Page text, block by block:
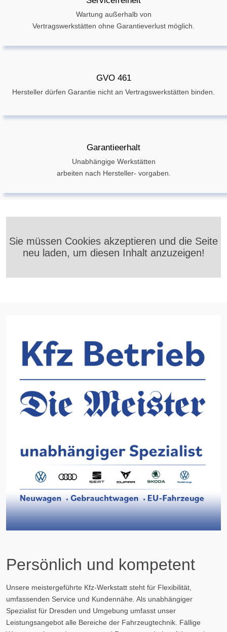
Wartung außerhalb von
Vertragswerkstätten ohne Garantieverlust möglich.
GVO 461
Hersteller dürfen Garantie nicht an Vertragswerkstätten binden.
Garantieerhalt
Unabhängige Werkstätten
arbeiten nach Hersteller- vorgaben.
Sie müssen Cookies akzeptieren und die Seite
neu laden, um diesen Inhalt anzuzeigen!
Persönlich und kompetent
Unsere meistergeführte Kfz-Werkstatt steht für Flexibilität,
umfassenden Service und Kundennähe. Als unabhängiger
Spezialist für Dresden und Umgebung umfasst unser
Leistungsangebot alle Bereiche der Fahrzeugtechnik. Fällige